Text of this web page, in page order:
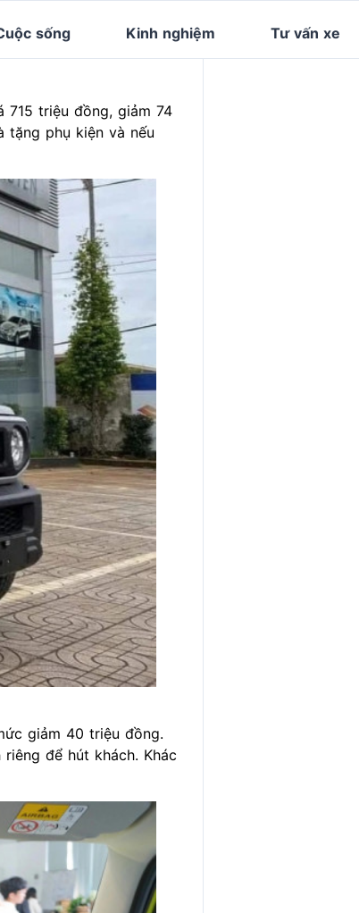
sống Kinh nghiệm Tư vấn xe
715 triệu đồng, giảm 74
tặng phụ kiện và nếu
giảm 40 triệu đồng.
để hút khách. Khác